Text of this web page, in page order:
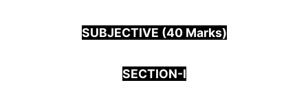
SUBJECTIVE (40 Marks)
SECTION-I